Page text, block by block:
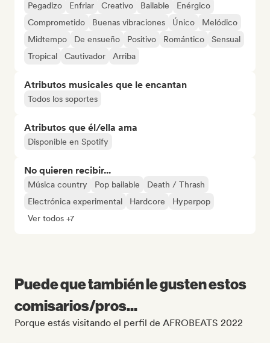
Pegadizo Enfriar Creativo Bailable
Enérgico
Comprometido
Buenas vibraciones Único
Melódico
Midtempo
De ensueño Positivo Romántico
Sensual
Tropical
Cautivador Arriba
Atributos musicales que le encantan
Todos los soportes
Atributos que él/ella ama
Disponible en Spotify
No quieren recibir...
Música country Pop bailable
Death / Thrash
Electrónica experimental
Hardcore
Hyperpop
Ver todos +7
Puede que también le gusten estos
comisarios/pros...
Porque estás visitando el perfil de AFROBEATS 2022